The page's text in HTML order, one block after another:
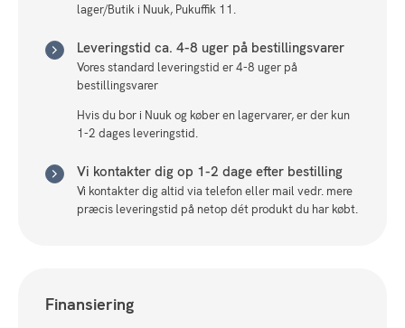
lager/Butik i Nuuk, Pukuffik 11.
Leveringstid ca. 4-8 uger på bestillingsvarer
Vores standard leveringstid er 4-8 uger på
bestillingsvarer
Hvis du bor i Nuuk og køber en lagervarer, er der kun
1-2 dages leveringstid.
Vi kontakter dig op 1-2 dage efter bestilling
Vi kontakter dig altid via telefon eller mail vedr. mere
præcis leveringstid på netop dét produkt du har købt.
Finansiering